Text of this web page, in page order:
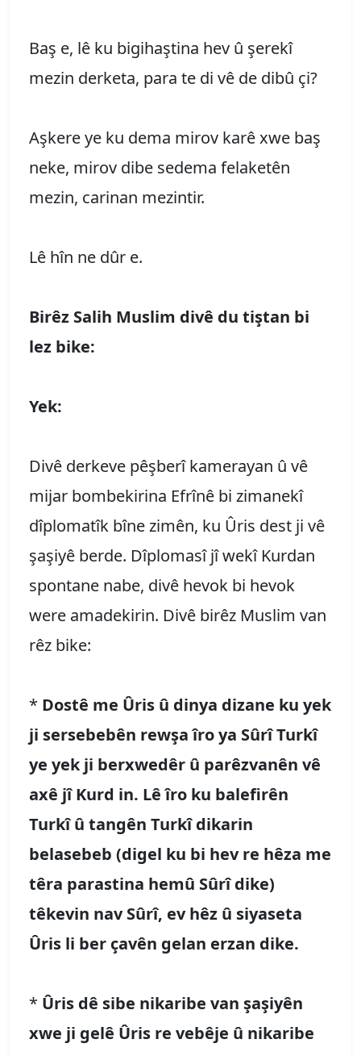
Baş e, lê ku bigihaştina hev û şerekî
mezin derketa, para te di vê de dibû çi?
Aşkere ye ku dema mirov karê xwe baş
neke, mirov dibe sedema felaketên
mezin, carinan mezintir.
Lê hîn ne dûr e.
Birêz Salih Muslim divê du tiştan bi
lez bike:
Yek:
Divê derkeve pêşberî kamerayan û vê
mijar bombekirina Efrînê bi zimanekî
dîplomatîk bîne zimên, ku Ûris dest ji vê
şaşiyê berde. Dîplomasî jî wekî Kurdan
spontane nabe, divê hevok bi hevok
were amadekirin. Divê birêz Muslim van
rêz bike:
* Dostê me Ûris û dinya dizane ku yek
ji sersebebên rewşa îro ya Sûrî Turkî
ye yek ji berxwedêr û parêzvanên vê
axê jî Kurd in. Lê îro ku balefirên
Turkî û tangên Turkî dikarin
belasebeb (digel ku bi hev re hêza me
têra parastina hemû Sûrî dike)
têkevin nav Sûrî, ev hêz û siyaseta
Ûris li ber çavên gelan erzan dike.
* Ûris dê sibe nikaribe van şaşiyên
xwe ji gelê Ûris re vebêje û nikaribe